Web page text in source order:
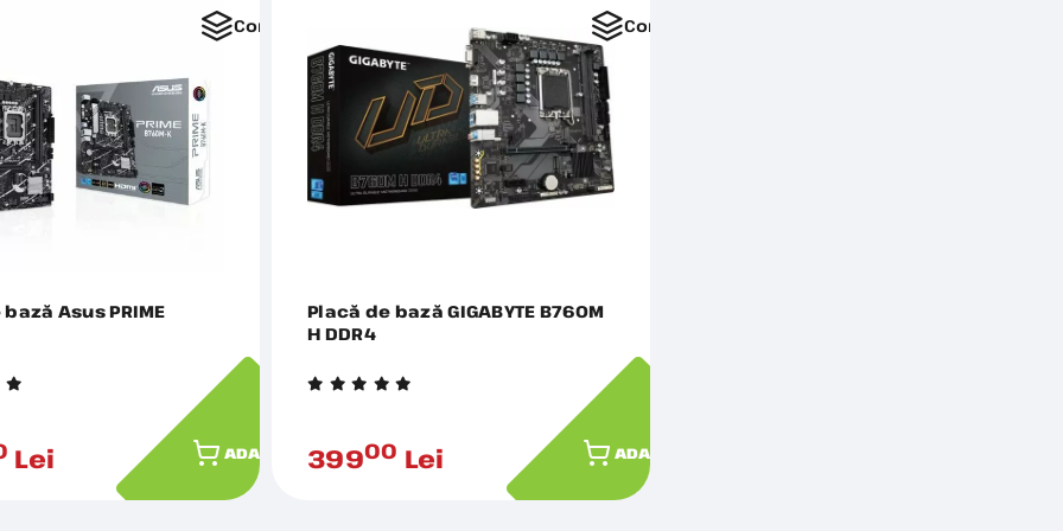
Comparați
Asus PRIME
Lei ADAUGĂ ÎN COȘ
Comparați
Placă de bază GIGABYTE B760M
H DDR4
39900 Lei ADAUGĂ ÎN COȘ